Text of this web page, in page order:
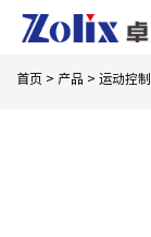
首页 > 产品 > 运动控